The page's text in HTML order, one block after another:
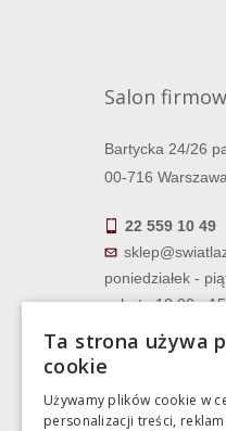
Salon
Bartycka 24/26
00-716
22 559 10 49
poniedziałek -
sobota 10:00 -
Ta strona używa
cookie
Używamy plików cookie w
personalizacji treści,